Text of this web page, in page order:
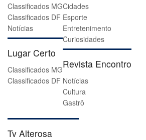
Classificados MG
Classificados DF
Notícias
Lugar Certo
Classificados MG
Classificados DF
Cidades
Esporte
Entretenimento
Curiosidades
Revista Encontro
Notícias
Cultura
Gastrô
Tv Alterosa